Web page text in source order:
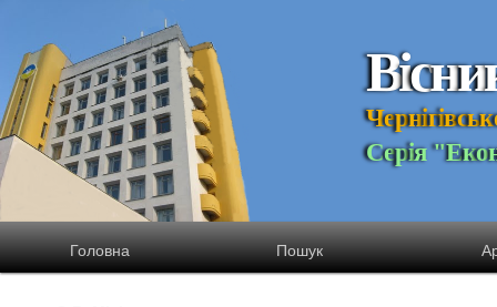
Вісни
Чернігівськ
Серія "Еко
Головна Пошук